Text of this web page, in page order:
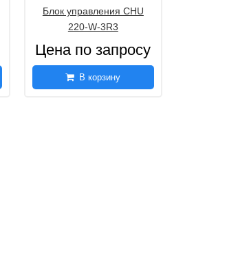
Блок управления CHU
220-W-3R3
Цена по запросу
В корзину